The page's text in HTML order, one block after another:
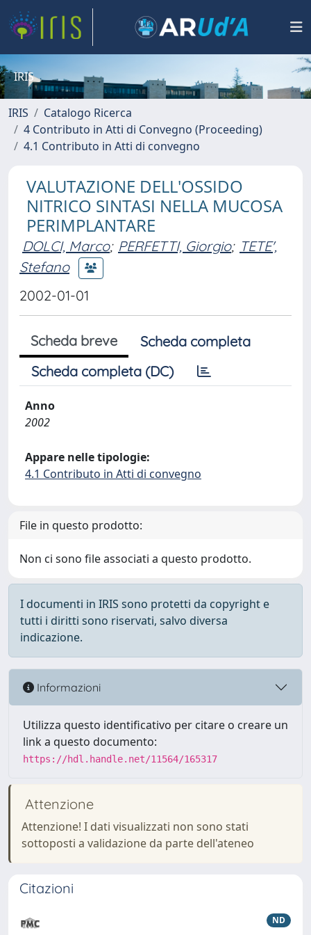
IRIS
IRIS
Catalogo Ricerca
4 Contributo in Atti di Convegno (Proceeding)
4.1 Contributo in Atti di convegno
VALUTAZIONE DELL'OSSIDO
NITRICO SINTASI NELLA MUCOSA
PERIMPLANTARE
DOLCI, Marco; PERFETTI, Giorgio; TETE',
Stefano
2002-01-01
Scheda breve
Scheda completa
Scheda completa (DC)
Anno
2002
Appare nelle tipologie:
4.1 Contributo in Atti di convegno
File in questo prodotto:
Non ci sono file associati a questo prodotto.
I documenti in IRIS sono protetti da copyright e
tutti i diritti sono riservati, salvo diversa
indicazione.
Informazioni
Utilizza questo identificativo per citare o creare un
link a questo documento:
https://hdl.handle.net/11564/165317
Attenzione
Attenzione! I dati visualizzati non sono stati
sottoposti a validazione da parte dell'ateneo
Citazioni
ND